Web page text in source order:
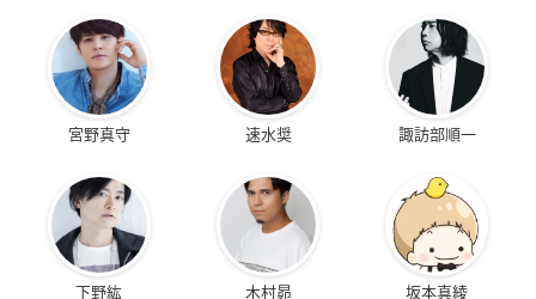
宮野真守 速水奨 諏訪部順一
下野紘 木村昴 坂本真綾